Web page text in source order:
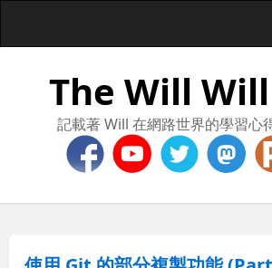
The Will
記載著 Will 在網路世界的學習心